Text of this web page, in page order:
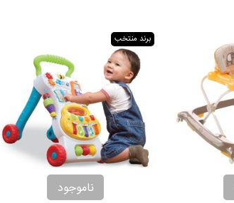
برند منتخب
ناموجود